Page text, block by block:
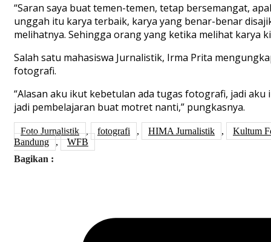
“Saran saya buat temen-temen, tetap bersemangat,
unggah itu karya terbaik, karya yang benar-benar
melihatnya. Sehingga orang yang ketika melihat karya
Salah satu mahasiswa Jurnalistik, Irma Prita
fotografi.
“Alasan aku ikut kebetulan ada tugas fotografi, jadi
jadi pembelajaran buat motret nanti,” pungkasnya.
Foto Jurnalistik , fotografi , HIMA Jurnalistik ,
Kultum
Bandung
,
WFB
Bagikan :